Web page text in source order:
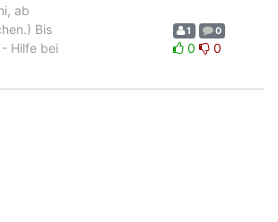
ab
Bis
Hilfe bei
1 0
0 0